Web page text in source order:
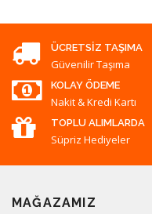
ÜCRETSIZ TAŞIMA
Güvenilir Taşıma
KOLAY ÖDEME
Nakit & Kredi Kartı
TOPLU ALIMLARDA
Süpriz Hediyeler
MAĞAZAMIZ